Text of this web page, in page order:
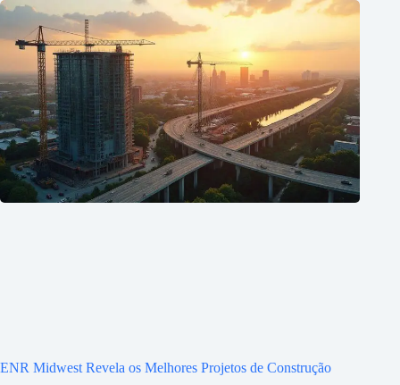
ENR Midwest Revela os Melhores Projetos de Construção